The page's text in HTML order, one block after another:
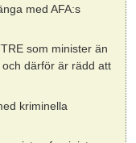
med AFA:s
som minister än
därför är rädd att
kriminella